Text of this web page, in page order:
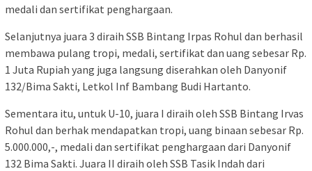
medali dan sertifikat penghargaan.
Selanjutnya juara 3 diraih SSB Bintang Irpas Rohul dan berhasil
membawa pulang tropi, medali, sertifikat dan uang sebesar Rp.
1 Juta Rupiah yang juga langsung diserahkan oleh Danyonif
132/Bima Sakti, Letkol Inf Bambang Budi Hartanto.
Sementara itu, untuk U-10, juara I diraih oleh SSB Bintang Irvas
Rohul dan berhak mendapatkan tropi, uang binaan sebesar Rp.
5.000.000,-, medali dan sertifikat penghargaan dari Danyonif
132 Bima Sakti. Juara II diraih oleh SSB Tasik Indah dari